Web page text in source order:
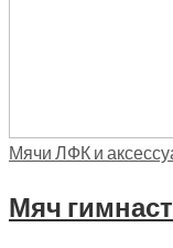
Мячи ЛФК и